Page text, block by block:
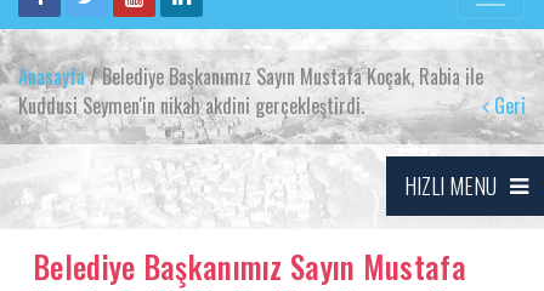
Anasayfa/ Belediye Başkanımız Sayın Mustafa Koçak, Rabia ile
Kuddusi Seymen'in nikah akdini gerçekleştirdi.
Geri
HIZLI MENU
Belediye Başkanımız Sayın Mustafa